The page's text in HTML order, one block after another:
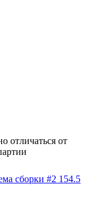
отличаться от
сборки #2 154.5